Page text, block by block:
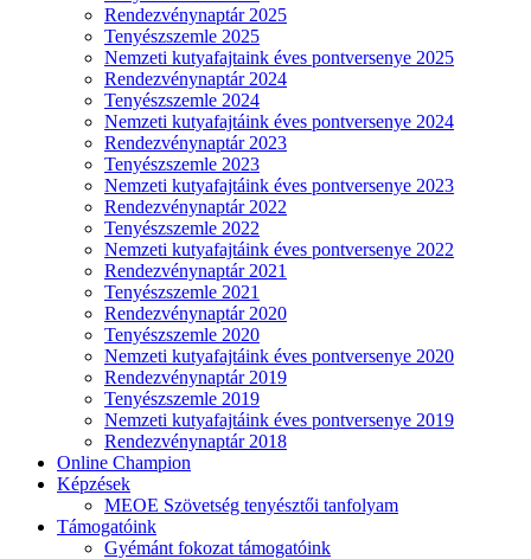
Rendezvénynaptár 2025
Tenyészszemle 2025
Nemzeti kutyafajtaink éves pontversenye 2025
Rendezvénynaptár 2024
Tenyészszemle 2024
Nemzeti kutyafajtáink éves pontversenye 2024
Rendezvénynaptár 2023
Tenyészszemle 2023
Nemzeti kutyafajtáink éves pontversenye 2023
Rendezvénynaptár 2022
Tenyészszemle 2022
Nemzeti kutyafajtáink éves pontversenye 2022
Rendezvénynaptár 2021
Tenyészszemle 2021
Rendezvénynaptár 2020
Tenyészszemle 2020
Nemzeti kutyafajtáink éves pontversenye 2020
Rendezvénynaptár 2019
Tenyészszemle 2019
Nemzeti kutyafajtáink éves pontversenye 2019
Rendezvénynaptár 2018
Online Champion
Képzések
MEOE Szövetség tenyésztői tanfolyam
Támogatóink
Gyémánt fokozat támogatóink